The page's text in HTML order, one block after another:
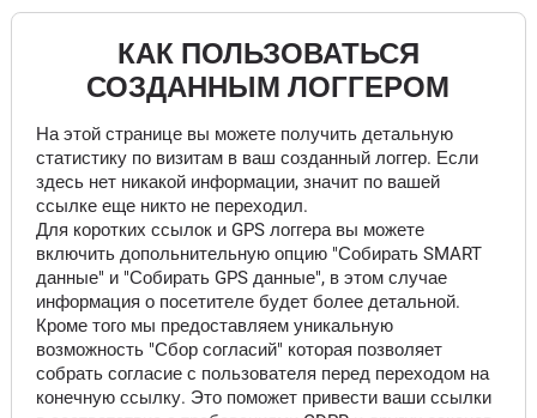
КАК ПОЛЬЗОВАТЬСЯ
СОЗДАННЫМ ЛОГГЕРОМ
На этой странице вы можете получить детальную
статистику по визитам в ваш созданный логгер. Если
здесь нет никакой информации, значит по вашей
ссылке еще никто не переходил.
Для коротких ссылок и GPS логгера вы можете
включить допольнительную опцию "Собирать SMART
данные" и "Собирать GPS данные", в этом случае
информация о посетителе будет более детальной.
Кроме того мы предоставляем уникальную
возможность "Сбор согласий" которая позволяет
собрать согласие с пользователя перед переходом на
конечную ссылку. Это поможет привести ваши ссылки